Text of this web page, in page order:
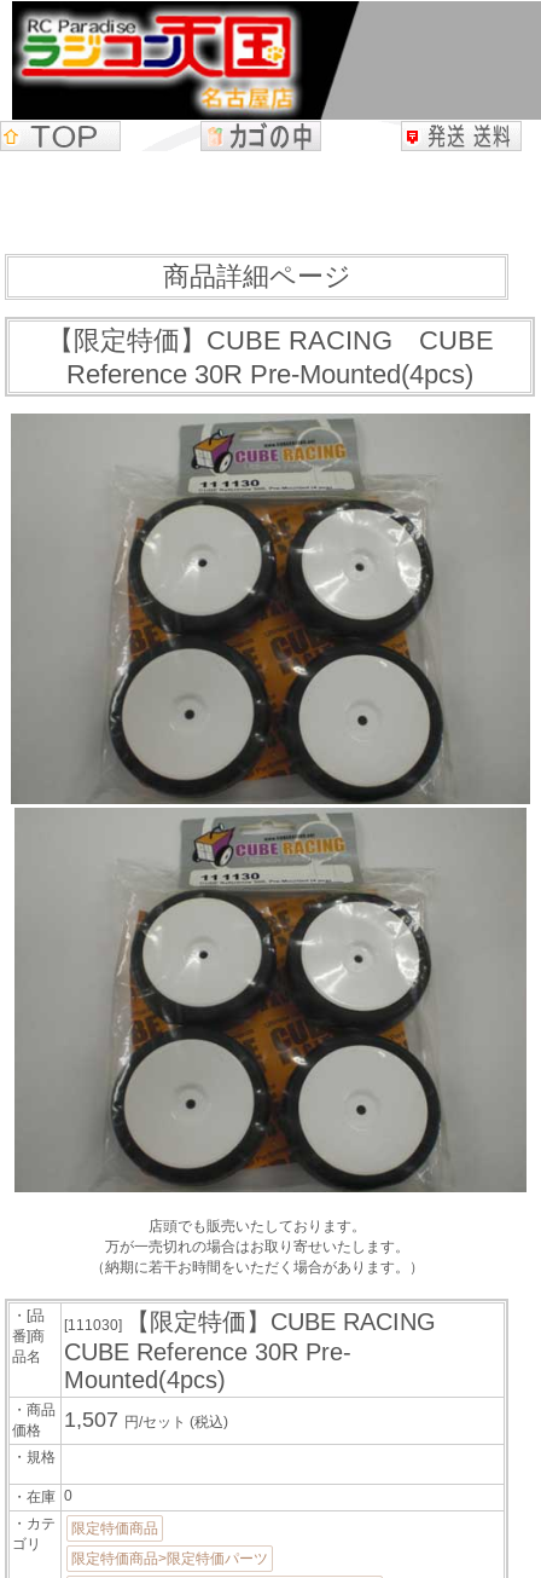
商品詳細ページ
【限定特価】CUBE RACING CUBE
Reference 30R Pre-Mounted(4pcs)
店頭でも販売いたしております。
万が一売切れの場合はお取り寄せいたします。
（納期に若干お時間をいただく場合があります。）
・[品
番]商
品名
[111030]
【限定特価】CUBE RACING
CUBE Reference 30R Pre-
Mounted(4pcs)
・商品
価格
1,507 円/セット(税込)
・規格
・在庫 0
・カテ
ゴリ
限定特価商品
限定特価商品>限定特価パーツ